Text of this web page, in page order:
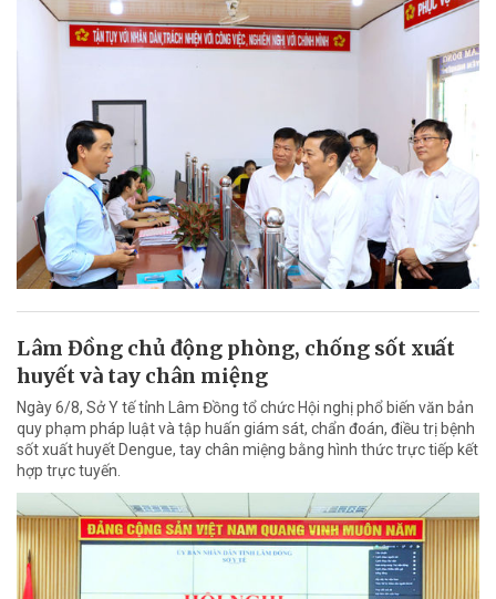
Lâm Đồng chủ động phòng, chống sốt xuất
huyết và tay chân miệng
Ngày 6/8, Sở Y tế tỉnh Lâm Đồng tổ chức Hội nghị phổ biến văn bản
quy phạm pháp luật và tập huấn giám sát, chẩn đoán, điều trị bệnh
sốt xuất huyết Dengue, tay chân miệng bằng hình thức trực tiếp kết
hợp trực tuyến.